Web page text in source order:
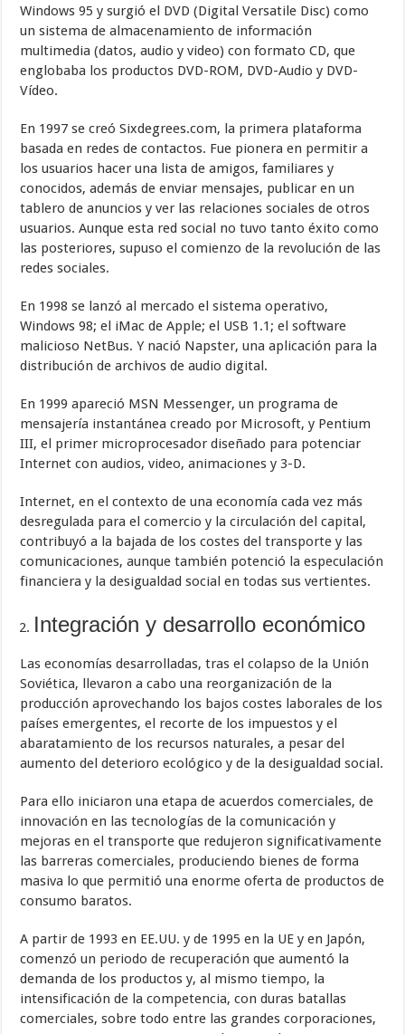
Windows 95 y surgió el DVD (Digital Versatile Disc) como
un sistema de almacenamiento de información
multimedia (datos, audio y video) con formato CD, que
englobaba los productos DVD-ROM, DVD-Audio y DVD-
Vídeo.
En 1997 se creó Sixdegrees.com, la primera plataforma
basada en redes de contactos. Fue pionera en permitir a
los usuarios hacer una lista de amigos, familiares y
conocidos, además de enviar mensajes, publicar en un
tablero de anuncios y ver las relaciones sociales de otros
usuarios. Aunque esta red social no tuvo tanto éxito como
las posteriores, supuso el comienzo de la revolución de las
redes sociales.
En 1998 se lanzó al mercado el sistema operativo,
Windows 98; el iMac de Apple; el USB 1.1; el software
malicioso NetBus. Y nació Napster, una aplicación para la
distribución de archivos de audio digital.
En 1999 apareció MSN Messenger, un programa de
mensajería instantánea creado por Microsoft, y Pentium
III, el primer microprocesador diseñado para potenciar
Internet con audios, video, animaciones y 3-D.
Internet, en el contexto de una economía cada vez más
desregulada para el comercio y la circulación del capital,
contribuyó a la bajada de los costes del transporte y las
comunicaciones, aunque también potenció la especulación
financiera y la desigualdad social en todas sus vertientes.
Integración y desarrollo económico
Las economías desarrolladas, tras el colapso de la Unión
Soviética, llevaron a cabo una reorganización de la
producción aprovechando los bajos costes laborales de los
países emergentes, el recorte de los impuestos y el
abaratamiento de los recursos naturales, a pesar del
aumento del deterioro ecológico y de la desigualdad social.
Para ello iniciaron una etapa de acuerdos comerciales, de
innovación en las tecnologías de la comunicación y
mejoras en el transporte que redujeron significativamente
las barreras comerciales, produciendo bienes de forma
masiva lo que permitió una enorme oferta de productos de
consumo baratos.
A partir de 1993 en EE.UU. y de 1995 en la UE y en Japón,
comenzó un periodo de recuperación que aumentó la
demanda de los productos y, al mismo tiempo, la
intensificación de la competencia, con duras batallas
comerciales, sobre todo entre las grandes corporaciones,